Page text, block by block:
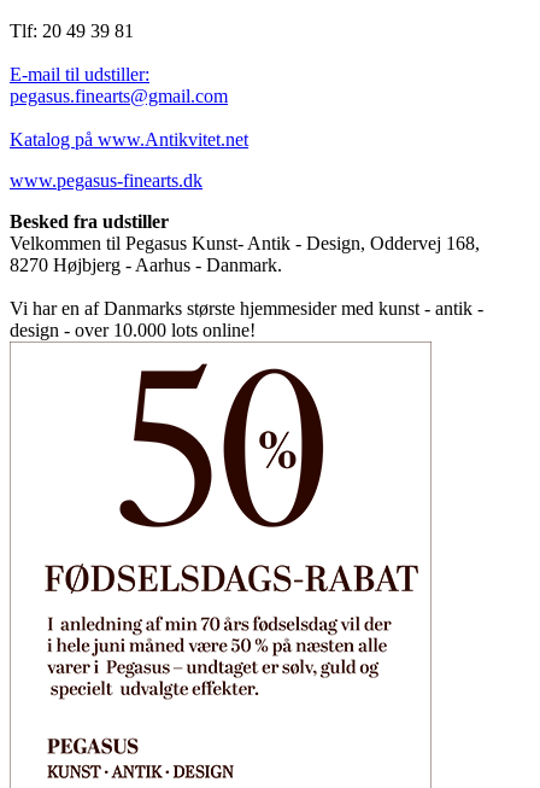
Tlf: 20 49 39 81
E-mail til udstiller:
pegasus.finearts@gmail.com
Katalog på www.Antikvitet.net
www.pegasus-finearts.dk
Besked fra udstiller
Velkommen til Pegasus Kunst- Antik - Design, Oddervej 168,
8270 Højbjerg - Aarhus - Danmark.
Vi har en af Danmarks største hjemmesider med kunst - antik -
design - over 10.000 lots online!